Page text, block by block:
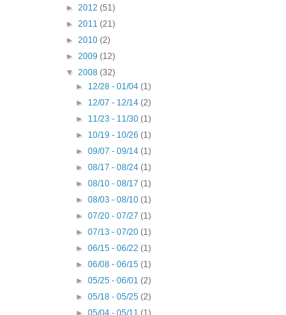
► 2012 (51)
► 2011 (21)
► 2010 (2)
► 2009 (12)
▼ 2008 (32)
► 12/28 - 01/04(1)
► 12/07 - 12/14(2)
► 11/23 - 11/30(1)
► 10/19 - 10/26(1)
►09/07 - 09/14(1)
►08/17 - 08/24(1)
►08/10 - 08/17(1)
►08/03 - 08/10(1)
►07/20 - 07/27(1)
►07/13 - 07/20(1)
►06/15 - 06/22(1)
►06/08 - 06/15(1)
►05/25 - 06/01(2)
►05/18 - 05/25(2)